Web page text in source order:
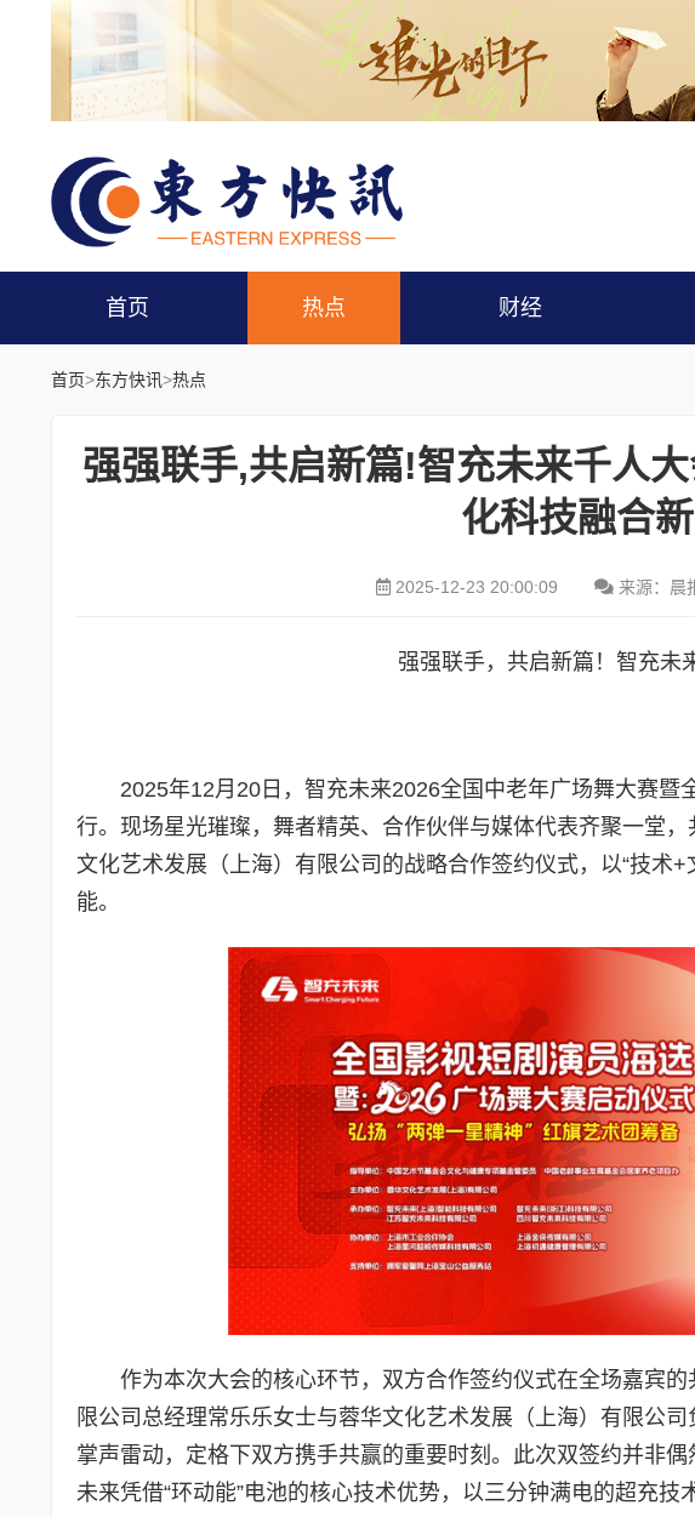
首页 热点 财经
首页>东方快讯>热点
强强联手,共启新篇!智充未来千人
化科技融合
2025-12-23 20:00:09 来源：晨
强强联手，共启新篇！智充未
2025年12月20日，智充未来2026全国中老年广场舞大赛
行。现场星光璀璨，舞者精英、合作伙伴与媒体代表齐聚一堂
文化艺术发展（上海）有限公司的战略合作签约仪式，以“技术
能。
作为本次大会的核心环节，双方合作签约仪式在全场嘉宾
限公司总经理常乐乐女士与蓉华文化艺术发展（上海）有限公
掌声雷动，定格下双方携手共赢的重要时刻。此次双签约并非
未来凭借“环动能”电池的核心技术优势，以三分钟满电的超充